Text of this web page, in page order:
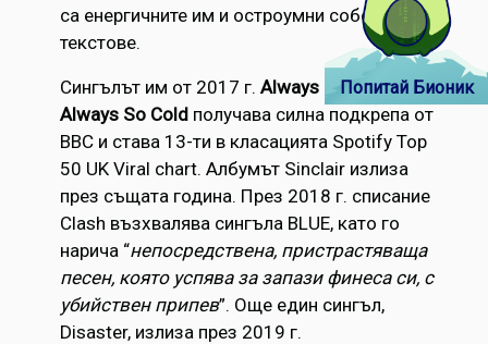
са енергичните им и остроумни собствени
текстове.
Сингълът им от 2017 г. Always So Simple,
Always So Cold получава силна подкрепа от
BBC и става 13-ти в класацията Spotify Top
50 UK Viral chart. Албумът Sinclair излиза
през същата година. През 2018 г. списание
Clash възхвалява сингъла BLUE, като го
нарича “непосредствена, пристрастяваща
песен, която успява за запази финеса си, с
убийствен припев”. Още един сингъл,
Disaster, излиза през 2019 г.
Попитай Бионик